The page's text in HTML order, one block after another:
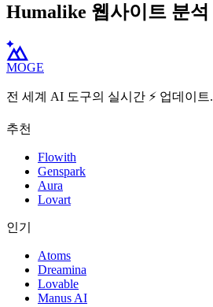
Humalike 웹사이트 분석
MOGE
전 세계 AI 도구의 실시간 ⚡️ 업데이트.
추천
Flowith
Genspark
Aura
Lovart
인기
Atoms
Dreamina
Lovable
Manus AI